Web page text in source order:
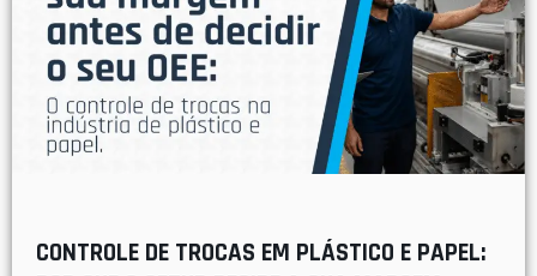
CONTROLE DE TROCAS EM PLÁSTICO E PAPEL: